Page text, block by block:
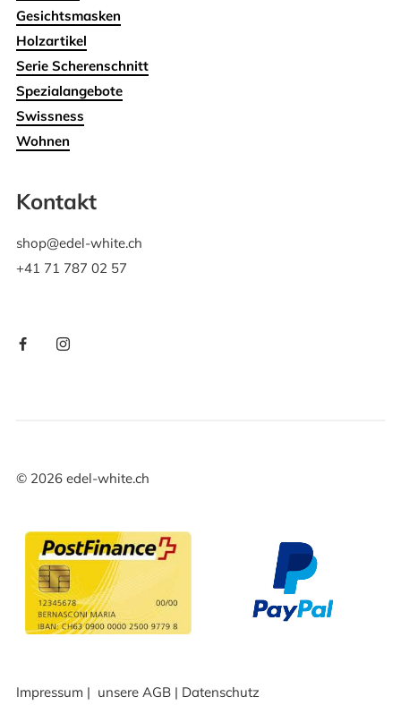
Gesichtsmasken
Holzartikel
Serie Scherenschnitt
Spezialangebote
Swissness
Wohnen
Kontakt
shop@edel-white.ch
+41 71 787 02 57
© 2026edel-white.ch
Impressum | unsere AGB| Datenschutz